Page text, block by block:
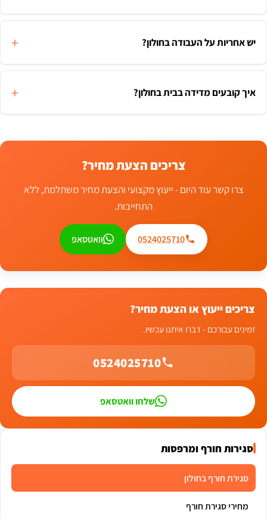
יש אחריות על העבודה בחולון?
איך קובעים מדידה בבית בחולון?
צריכים הצעת מחיר?
צרו קשר עוד היום - ייעוץ מקצועי והצעת מחיר משתלמת, ללא
התחייבות.
0524025710 וואטסאפ
צריכים ייעוץ או הצעת מחיר?
זמינים עבורכם - דברו איתנו עכשיו.
0524025710
שלחו וואטסאפ
סגירות חורף ומרפסות
סגירת חורף בחולון
מחירי סגירת חורף